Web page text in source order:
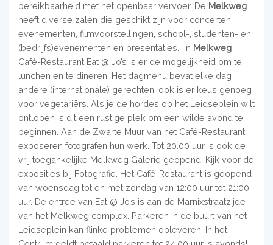
bereikbaarheid met het openbaar vervoer. De Melkweg
heeft diverse zalen die geschikt zijn voor concerten,
evenementen, filmvoorstellingen, school-, studenten- en
(bedrijfs)evenementen en presentaties. In Melkweg
Café-Restaurant Eat @ Jo’s is er de mogelijkheid om te
lunchen en te dineren. Het dagmenu bevat elke dag
andere (internationale) gerechten, ook is er keus genoeg
voor vegetariërs. Als je de hordes op het Leidseplein wilt
ontlopen is dit een rustige plek om een wilde avond te
beginnen. Aan de Zwarte Muur van het Café-Restaurant
exposeren fotografen hun werk. Tot 20.00 uur is ook de
vrij toegankelijke Melkweg Galerie geopend. Kijk voor de
exposities bij Fotografie. Het Café-Restaurant is geopend
van woensdag tot en met zondag van 12:00 uur tot 21:00
uur. De entree van Eat @ Jo’s is aan de Marnixstraatzijde
van het Melkweg complex. Parkeren in de buurt van het
Leidseplein kan flinke problemen opleveren. In het